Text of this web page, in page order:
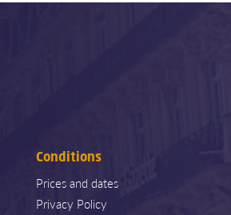
Conditions
Prices and dates
Privacy Policy